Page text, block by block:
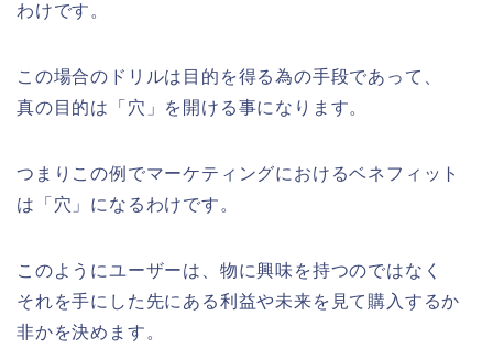
わけです。
この場合のドリルは目的を得る為の手段であって、
真の目的は「穴」を開ける事になります。
つまりこの例でマーケティングにおけるベネフィット
は「穴」になるわけです。
このようにユーザーは、物に興味を持つのではなく
それを手にした先にある利益や未来を見て購入するか
非かを決めます。